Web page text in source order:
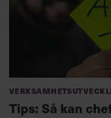
Tips: Så kan